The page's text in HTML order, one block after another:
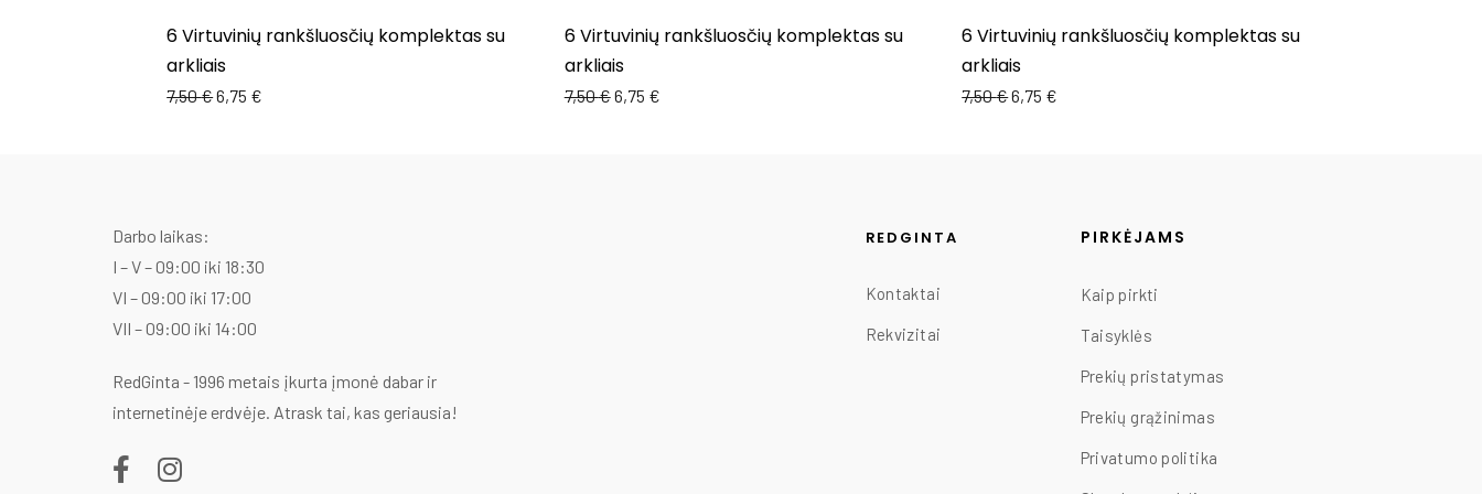
6 Virtuvinių rankšluosčių komplektas su
arkliais
7,50€6,75 €
6 Virtuvinių rankšluosčių komplektas su
arkliais
7,50€6,75 €
6 Virtuvinių rankšluosčių komplektas su
arkliais
7,50€6,75 €
Darbo laikas:
I – V – 09:00 iki 18:30
VI – 09:00 iki 17:00
VII – 09:00 iki 14:00
RedGinta - 1996 metais įkurta įmonė dabar ir
internetinėje erdvėje. Atrask tai, kas geriausia!
REDGINTA
Kontaktai
Rekvizitai
PIRKĖJAMS
Kaip pirkti
Taisyklės
Prekių pristatymas
Prekių grąžinimas
Privatumo politika